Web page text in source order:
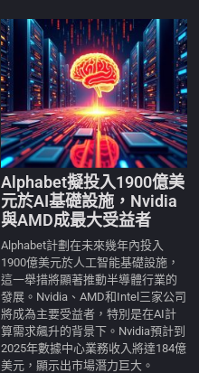
Alphabet擬投入1900億美
元於AI基礎設施，Nvidia
與AMD成最大受益者
Alphabet計劃在未來幾年內投入
1900億美元於人工智能基礎設施，
這一舉措將顯著推動半導體行業的
發展。Nvidia、AMD和Intel三家公司
將成為主要受益者，特別是在AI計
算需求飆升的背景下。Nvidia預計到
2025年數據中心業務收入將達184億
美元，顯示出市場潛力巨大。